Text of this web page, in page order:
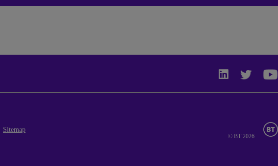
Sitemap
© BT 2026